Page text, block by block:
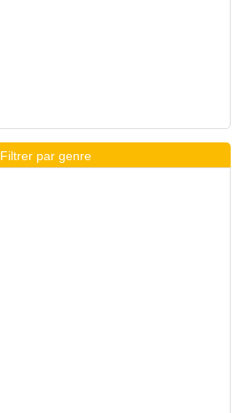
Filtrer par genre